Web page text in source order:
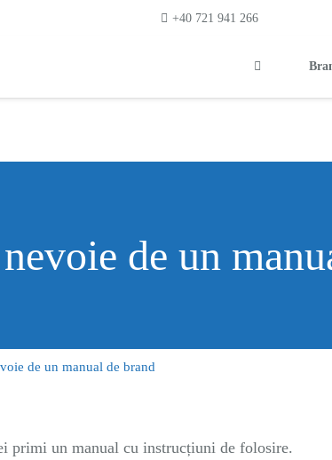
+40 721 941 266
de un
de un manual de brand
primi un manual cu instrucțiuni de folosire.